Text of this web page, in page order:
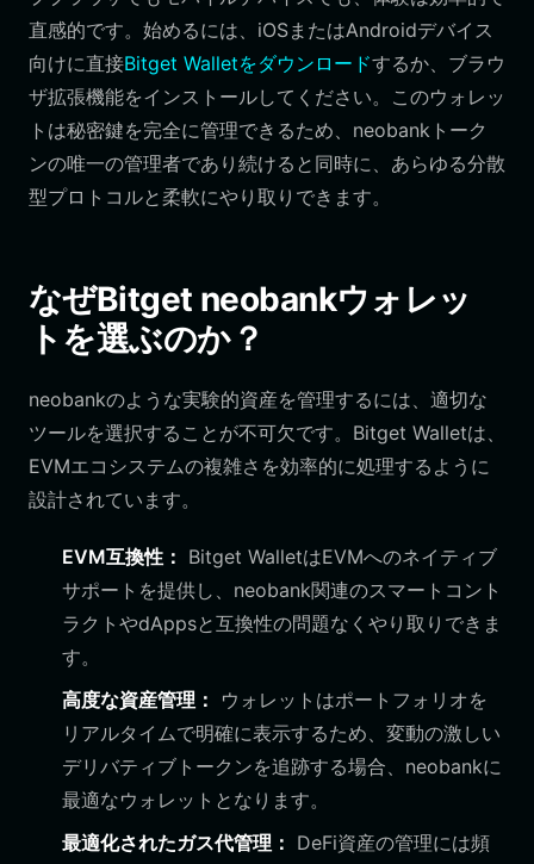
直感的です。始めるには、iOSまたはAndroidデバイス
向けに直接Bitget Walletをダウンロードするか、ブラウ
ザ拡張機能をインストールしてください。このウォレッ
トは秘密鍵を完全に管理できるため、neobankトーク
ンの唯一の管理者であり続けると同時に、あらゆる分散
型プロトコルと柔軟にやり取りできます。
なぜBitget neobankウォレッ
トを選ぶのか？
neobankのような実験的資産を管理するには、適切な
ツールを選択することが不可欠です。Bitget Walletは、
EVMエコシステムの複雑さを効率的に処理するように
設計されています。
EVM互換性： Bitget WalletはEVMへのネイティブ
サポートを提供し、neobank関連のスマートコント
ラクトやdAppsと互換性の問題なくやり取りできま
す。
高度な資産管理：
ウォレットはポートフォリオを
リアルタイムで明確に表示するため、変動の激しい
デリバティブトークンを追跡する場合、neobankに
最適なウォレットとなります。
最適化されたガス代管理： DeFi資産の管理には頻